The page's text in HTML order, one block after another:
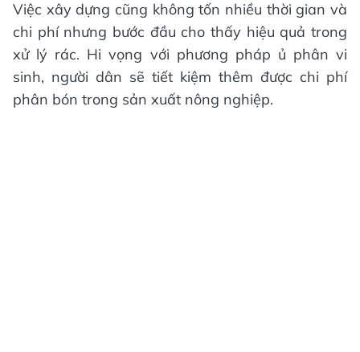
Việc xây dựng cũng không tốn nhiều thời gian và
chi phí nhưng bước đầu cho thấy hiệu quả trong
xử lý rác. Hi vọng với phương pháp ủ phân vi
sinh, người dân sẽ tiết kiệm thêm được chi phí
phân bón trong sản xuất nông nghiệp.